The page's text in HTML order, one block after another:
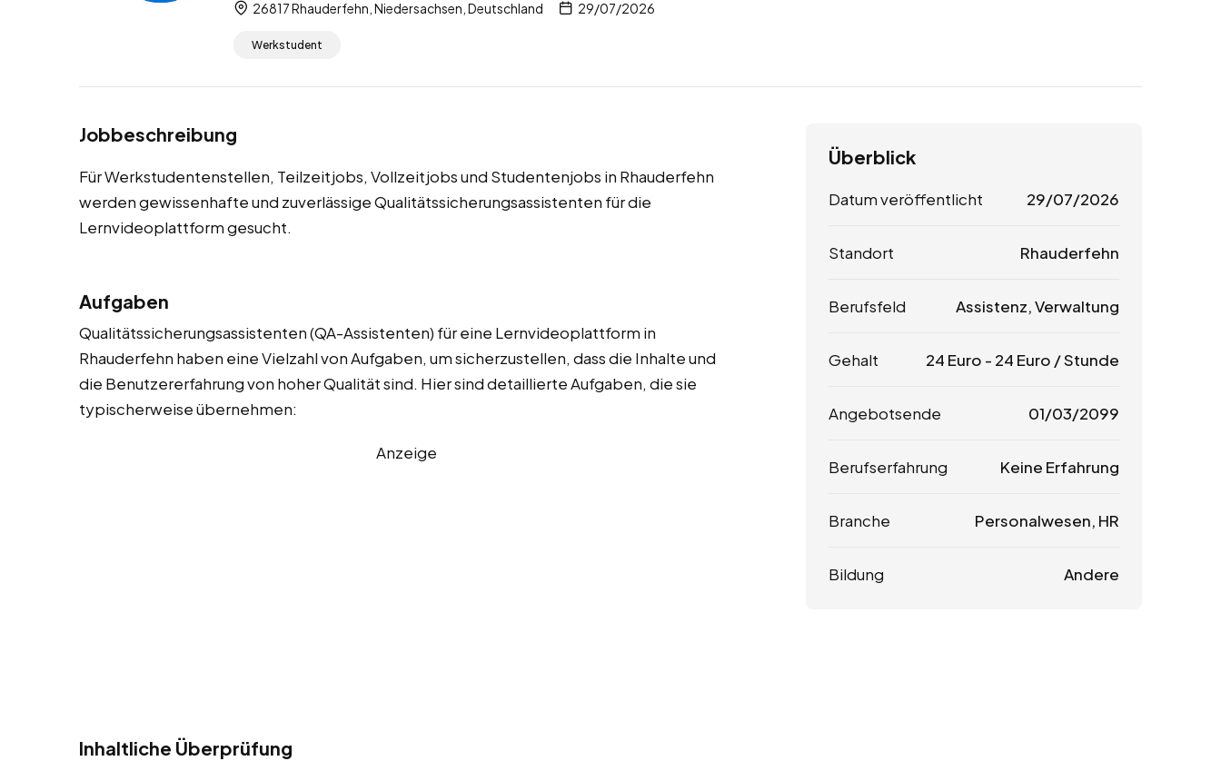
26817 Rhauderfehn, Niedersachsen, Deutschland 29/07/2026
Werkstudent
Jobbeschreibung
Für Werkstudentenstellen, Teilzeitjobs, Vollzeitjobs und Studentenjobs in Rhauderfehn
werden gewissenhafte und zuverlässige Qualitätssicherungsassistenten für die
Lernvideoplattform gesucht.
Aufgaben
Qualitätssicherungsassistenten (QA-Assistenten) für eine Lernvideoplattform in
Rhauderfehn haben eine Vielzahl von Aufgaben, um sicherzustellen, dass die Inhalte und
die Benutzererfahrung von hoher Qualität sind. Hier sind detaillierte Aufgaben, die sie
typischerweise übernehmen:
Anzeige
Inhaltliche Überprüfung
Überblick
Datum veröffentlicht 29/07/2026
Standort Rhauderfehn
Berufsfeld Assistenz, Verwaltung
Gehalt 24 Euro - 24 Euro / Stunde
Angebotsende 01/03/2099
Berufserfahrung Keine Erfahrung
Branche Personalwesen, HR
Bildung Andere